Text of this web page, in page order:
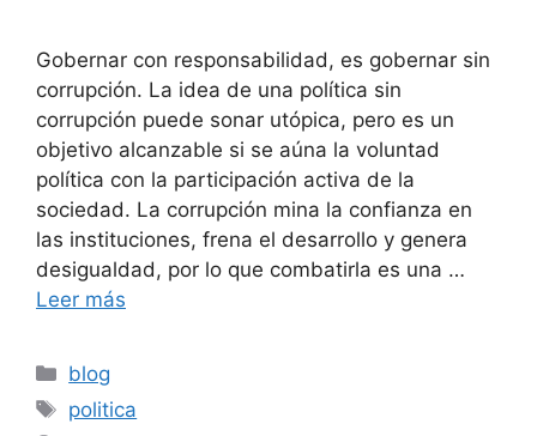
Gobernar con responsabilidad, es gobernar sin
corrupción. La idea de una política sin
corrupción puede sonar utópica, pero es un
objetivo alcanzable si se aúna la voluntad
política con la participación activa de la
sociedad. La corrupción mina la confianza en
las instituciones, frena el desarrollo y genera
desigualdad, por lo que combatirla es una …
Leer más
Categorías
blog
Etiquetas
politica